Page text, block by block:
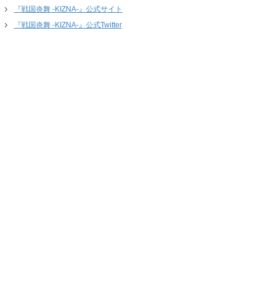
『戦国炎舞 -KIZNA-』公式サイト
『戦国炎舞 -KIZNA-』公式Twitter